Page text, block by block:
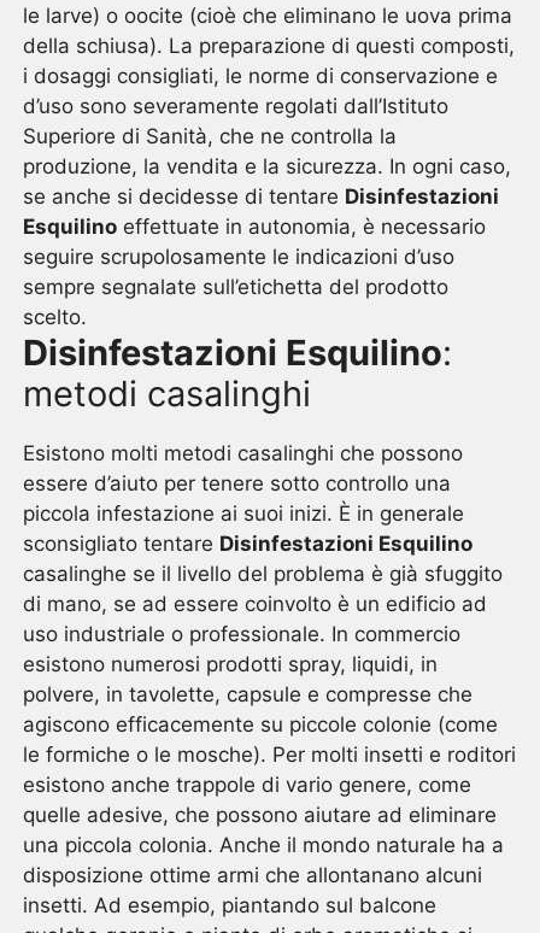
le larve) o oocite (cioè che eliminano le uova prima
della schiusa). La preparazione di questi composti,
i dosaggi consigliati, le norme di conservazione e
d’uso sono severamente regolati dall’Istituto
Superiore di Sanità, che ne controlla la
produzione, la vendita e la sicurezza. In ogni caso,
se anche si decidesse di tentare Disinfestazioni
Esquilino effettuate in autonomia, è necessario
seguire scrupolosamente le indicazioni d’uso
sempre segnalate sull’etichetta del prodotto
scelto.
Disinfestazioni Esquilino:
metodi casalinghi
Esistono molti metodi casalinghi che possono
essere d’aiuto per tenere sotto controllo una
piccola infestazione ai suoi inizi. È in generale
sconsigliato tentare Disinfestazioni Esquilino
casalinghe se il livello del problema è già sfuggito
di mano, se ad essere coinvolto è un edificio ad
uso industriale o professionale. In commercio
esistono numerosi prodotti spray, liquidi, in
polvere, in tavolette, capsule e compresse che
agiscono efficacemente su piccole colonie (come
le formiche o le mosche). Per molti insetti e roditori
esistono anche trappole di vario genere, come
quelle adesive, che possono aiutare ad eliminare
una piccola colonia. Anche il mondo naturale ha a
disposizione ottime armi che allontanano alcuni
insetti. Ad esempio, piantando sul balcone